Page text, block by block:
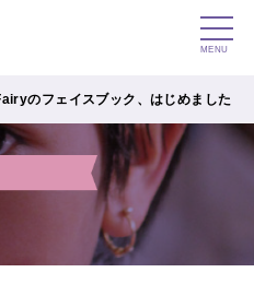
MENU
のフェイスブック、はじめました